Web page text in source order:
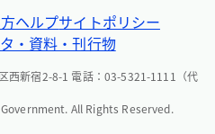
ヘルプサイトポリシー
・資料・刊行物
西新宿2-8-1 電話：03-5321-1111（代
All Rights Reserved.